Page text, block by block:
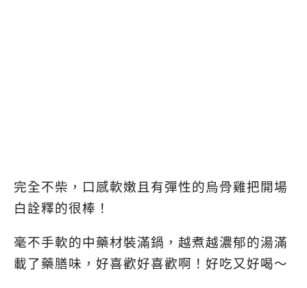
完全不柴，口感軟嫩且有彈性的烏骨雞把開場
白詮釋的很棒！
毫不手軟的中藥材裝滿鍋，越煮越濃郁的湯滿
載了藥膳味，好喜歡好喜歡啊！好吃又好喝～